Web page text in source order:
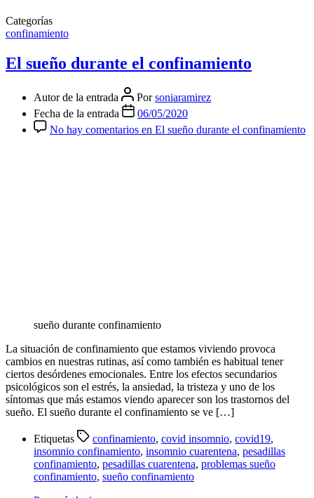
Categorías
confinamiento
El sueño durante el confinamiento
Autor de la entrada Porsoniaramirez
Fecha de la entrada
06/05/2020
No hay comentarios en El sueño durante el confinamiento
sueño durante confinamiento
La situación de confinamiento que estamos viviendo provoca
cambios en nuestras rutinas, así como también es habitual tener
ciertos desórdenes emocionales. Entre los efectos secundarios
psicológicos son el estrés, la ansiedad, la tristeza y uno de los
síntomas que más estamos viendo aparecer son los trastornos del
sueño. El sueño durante el confinamiento se ve […]
Etiquetas confinamiento, covid insomnio, covid19,
insomnio confinamiento, insomnio cuarentena, pesadillas
confinamiento, pesadillas cuarentena, problemas sueño
confinamiento, sueño confinamiento